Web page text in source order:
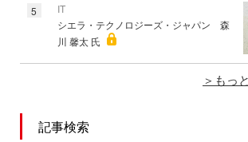
5
IT
シエラ・テクノロジーズ・ジャパン 森
川 馨太 氏
もっ
記事検索